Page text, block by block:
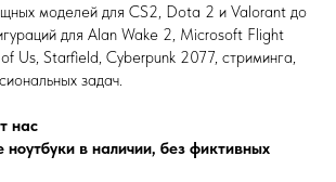
моделей для CS2, Dota 2 и Valorant до
для Alan Wake 2, Microsoft Flight
Us, Starfield, Cyberpunk 2077, стриминга,
задач.
нас
ноутбуки в наличии, без фиктивных